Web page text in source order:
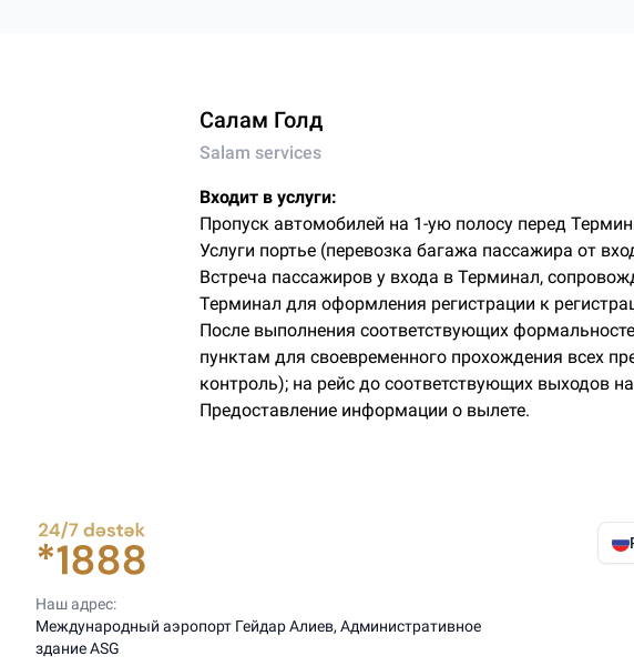
Салам Голд
Salam services
Входит в услуги:
Пропуск автомобилей на 1-ую полосу перед
Услуги портье (перевозка багажа пассажира от
Встреча пассажиров у входа в Терминал,
Терминал для оформления регистрации к
После выполнения соответствующих
пунктам для своевременного прохождения всех
контроль); на рейс до соответствующих выходов
Предоставление информации о вылете.
Наш адрес:
Международный аэропорт Гейдар Алиев, Административное
здание ASG